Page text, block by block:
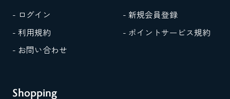
- ログイン
- 新規会員登録
- 利用規約
- ポイントサービス規約
- お問い合わせ
Shopping